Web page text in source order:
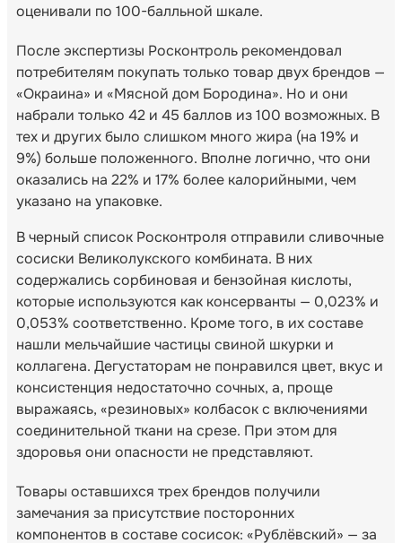
оценивали по 100-балльной шкале.
После экспертизы Росконтроль рекомендовал
потребителям покупать только товар двух брендов —
«Окраина» и «Мясной дом Бородина». Но и они
набрали только 42 и 45 баллов из 100 возможных. В
тех и других было слишком много жира (на 19% и
9%) больше положенного. Вполне логично, что они
оказались на 22% и 17% более калорийными, чем
указано на упаковке.
В черный список Росконтроля отправили сливочные
сосиски Великолукского комбината. В них
содержались сорбиновая и бензойная кислоты,
которые используются как консерванты — 0,023% и
0,053% соответственно. Кроме того, в их составе
нашли мельчайшие частицы свиной шкурки и
коллагена. Дегустаторам не понравился цвет, вкус и
консистенция недостаточно сочных, а, проще
выражаясь, «резиновых» колбасок с включениями
соединительной ткани на срезе. При этом для
здоровья они опасности не представляют.
Товары оставшихся трех брендов получили
замечания за присутствие посторонних
компонентов в составе сосисок: «Рублёвский» — за